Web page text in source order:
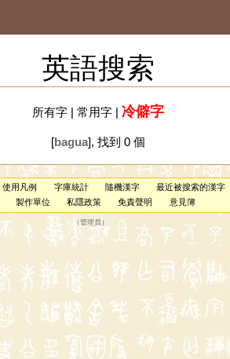
英語搜索
所有字| 常用字| 冷僻字
[bagua], 找到 0 個
使用凡例 字庫統計 隨機漢字
最近被搜索的漢字
製作單位 私隱政策 免責聲明 意見簿
（管理員 ）